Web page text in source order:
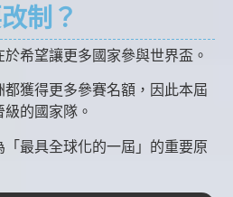
制？
希望讓更多國家參與世界盃。
獲得更多參賽名額，因此本屆
的國家隊。
最具全球化的一屆」的重要原